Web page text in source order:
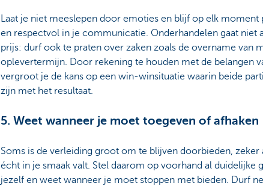
Laat je niet meeslepen door emoties en blijf op elk moment
en respectvol in je communicatie. Onderhandelen gaat niet
prijs: durf ook te praten over zaken zoals de overname van
oplevertermijn. Door rekening te houden met de belangen
vergroot je de kans op een win-winsituatie waarin beide
zijn met het resultaat.
5. Weet wanneer je moet toegeven of afhaken
Soms is de verleiding groot om te blijven doorbieden, zeker
écht in je smaak valt. Stel daarom op voorhand al duidelijke
jezelf en weet wanneer je moet stoppen met bieden. Durf